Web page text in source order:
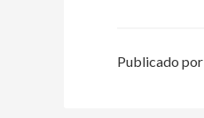
Publicado por